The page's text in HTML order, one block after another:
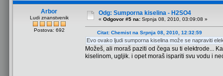
Arbor
Ludi znanstvenik
Postova: 692
Odg: Sumporna kiselina - H2SO4
« Odgovor #5 na: Srpnja 08, 2010, 03:09:08 »
Citat: Chemist na Srpnja 08, 2010, 12:32:59
Evo ovako ljudi sumporna kiselina može se napraviti
Možeš, ali moraš paziti od čega su ti elektrode...
kiselinom, ugljik. i opet moraš ispariti svu vodu i